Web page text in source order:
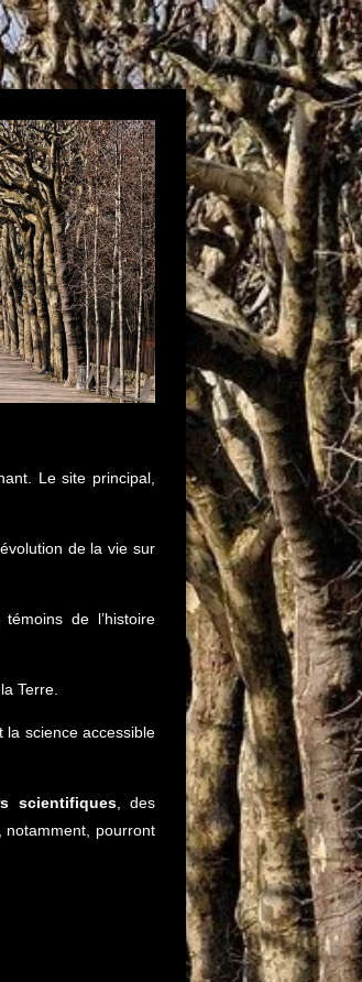
Le site principal,
de la vie sur
de l’histoire
Terre.
la science accessible
scientifiques, des
notamment, pourront